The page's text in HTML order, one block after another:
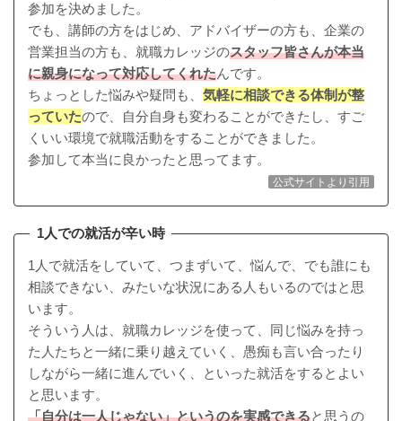
参加を決めました。
でも、講師の方をはじめ、アドバイザーの方も、企業の
営業担当の方も、就職カレッジのスタッフ皆さんが本当
に親身になって対応してくれたんです。
ちょっとした悩みや疑問も、 気軽に相談できる体制が整
っていたので、自分自身も変わることができたし、すご
くいい環境で就職活動をすることができました。
参加して本当に良かったと思ってます。
公式サイトより引用
1人での就活が辛い時
1人で就活をしていて、つまずいて、悩んで、でも誰にも
相談できない、みたいな状況にある人もいるのではと思
います。
そういう人は、就職カレッジを使って、同じ悩みを持っ
た人たちと一緒に乗り越えていく、愚痴も言い合ったり
しながら一緒に進んでいく、といった就活をするとよい
と思います。
「自分は一人じゃない」というのを実感できると思うの